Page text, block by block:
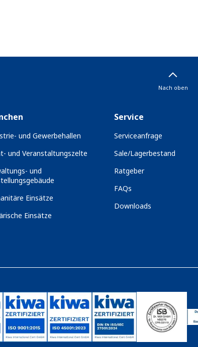
Nach oben
und Gewerbehallen
und Veranstaltungszelte
und
Einsätze
Einsätze
Service
Serviceanfrage
Sale/Lagerbestand
Ratgeber
FAQs
Downloads